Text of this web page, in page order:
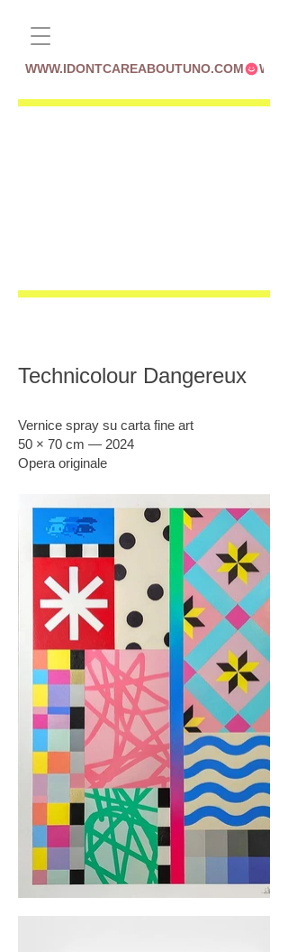
WWW.IDONTCAREABOUTUNO.COM
Technicolour Dangereux
Vernice spray su carta fine art
50 × 70 cm — 2024
Opera originale